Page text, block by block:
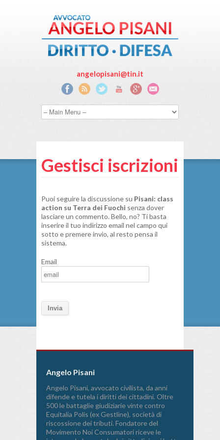
angelopisani@tin.it
Gestisci iscrizioni
Puoi seguire la discussione su Pisani: class
action su Terra dei Fuochi senza dover
lasciare un commento. Bello, no? Ti basta
inserire il tuo indirizzo email nel campo qui
sotto e premere invio, al resto pensa il
sistema.
Email
Angelo Pisani
Angelo Pisani, avvocato civilista, da anni
difende e tutela i diritti dei cittadini. Oltre
500 le battaglie giudiziarie vinte contro
Equitalia Polis (ex Gestline), società di
riscossione dei tributi. Fondatore del
Movimento Noi Consumatori riceve le